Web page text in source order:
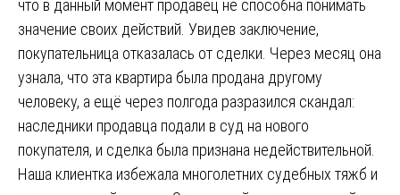
что в данный момент продавец не способна понимать
значение своих действий. Увидев заключение,
покупательница отказалась от сделки. Через месяц она
узнала, что эта квартира была продана другому
человеку, а ещё через полгода разразился скандал:
наследники продавца подали в суд на нового
покупателя, и сделка была признана недействительной.
Наша клиентка избежала многолетних судебных тяжб и